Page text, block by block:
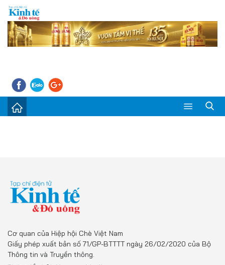
Thị trường
Doanh nghiệp – Doanh nhân
Đồ uống
Pháp luật
Cơ quan của Hiệp hội Chè Việt Nam
Giấy phép xuất bản số 71/GP-BTTTT ngày 26/02/2020 của Bộ
Thông tin và Truyền thông.